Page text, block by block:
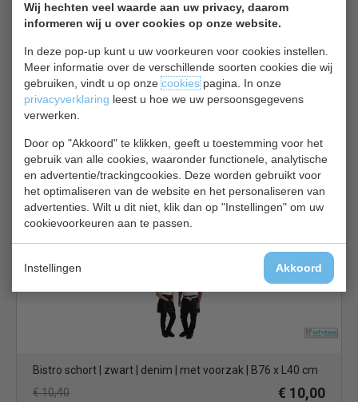
Wij hechten veel waarde aan uw privacy, daarom
informeren wij u over cookies op onze website.
In deze pop-up kunt u uw voorkeuren voor cookies instellen.
Meer informatie over de verschillende soorten cookies die wij
gebruiken, vindt u op onzecookiespagina. In onze
privacyverklaring leest u hoe we uw persoonsgegevens
verwerken.
Door op "Akkoord" te klikken, geeft u toestemming voor het
gebruik van alle cookies, waaronder functionele, analytische
en advertentie/trackingcookies. Deze worden gebruikt voor
het optimaliseren van de website en het personaliseren van
advertenties. Wilt u dit niet, klik dan op "Instellingen" om uw
cookievoorkeuren aan te passen.
Instellingen Akkoord
Whites Chefs Sloof A938
Sloof | zwart met witte strepen | 1 maat | B76 x L92 cm
€ 10,60
€ 10,00
Schorten/Sloven bekijken
Bistro schort | zwart | denim | met voorzak | B76 x L40 cm
€ 10,40
€ 10,00